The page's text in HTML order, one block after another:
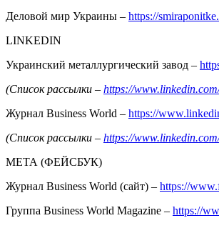
Деловой мир Украины – https://
LINKEDIN
Украинский металлургический завод –
(Список рассылки – https://
Журнал Business World – https://
(Список рассылки – https://
МЕТА (ФЕЙСБУК)
Журнал Business World (сайт) – https://
Группа Business World Magazine – https://